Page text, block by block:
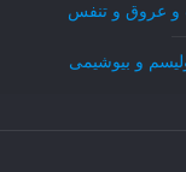
و عروق و تنفس
و بیوشیمی